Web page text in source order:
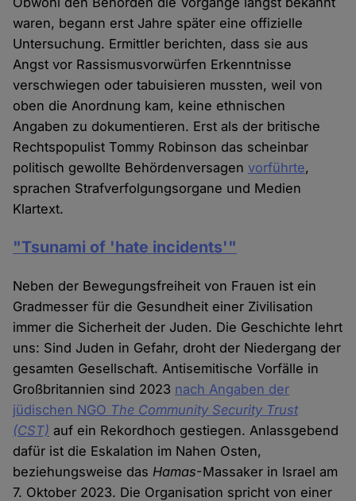
waren, begann erst Jahre später eine offizielle
Untersuchung. Ermittler berichten, dass sie aus
Angst vor Rassismusvorwürfen Erkenntnisse
verschwiegen oder tabuisieren mussten, weil von
oben die Anordnung kam, keine ethnischen
Angaben zu dokumentieren. Erst als der britische
Rechtspopulist Tommy Robinson das scheinbar
politisch gewollte Behördenversagenvorführte,
sprachen Strafverfolgungsorgane und Medien
Klartext.
"Tsunami of 'hate incidents'"
Neben der Bewegungsfreiheit von Frauen ist ein
Gradmesser für die Gesundheit einer Zivilisation
immer die Sicherheit der Juden. Die Geschichte lehrt
uns: Sind Juden in Gefahr, droht der Niedergang der
gesamten Gesellschaft. Antisemitische Vorfälle in
Großbritannien sind 2023 nach Angaben der
jüdischen NGO The Community Security Trust
(CST) auf ein Rekordhoch gestiegen. Anlassgebend
dafür ist die Eskalation im Nahen Osten,
beziehungsweise das Hamas-Massaker in Israel am
7. Oktober 2023. Die Organisation spricht von einer